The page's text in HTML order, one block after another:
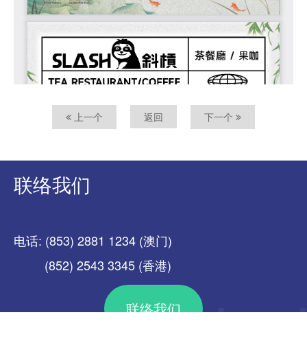
上一个 返回 下一个
联络我们
电话: (853) 2881 1234 (澳门)
(852) 2543 3345 (香港)
联络我们